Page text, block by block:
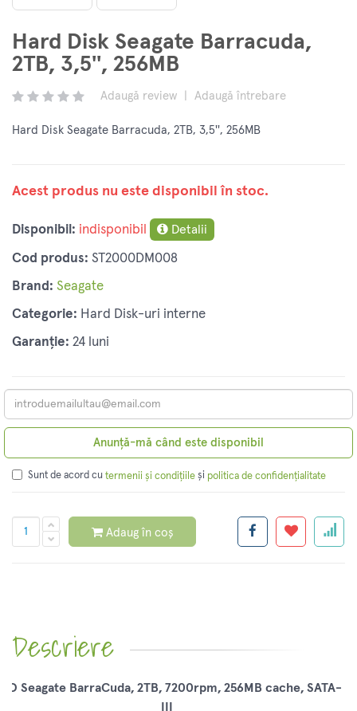
Hard Disk Seagate Barracuda,
2TB, 3,5'', 256MB
Adaugă review Adaugă întrebare
Hard Disk Seagate Barracuda, 2TB, 3,5'', 256MB
Acest produs nu este disponibil în stoc.
Disponibil: indisponibil Detalii
Cod produs: ST2000DM008
Brand: Seagate
Categorie: Hard Disk-uri interne
Garanție: 24 luni
Anunță-mă când este disponibil
Sunt de acord cu termenii și condițiile și politica de confidențialitate
Adaug în coș
Descriere
Seagate BarraCuda, 2TB, 7200rpm, 256MB cache, SATA-